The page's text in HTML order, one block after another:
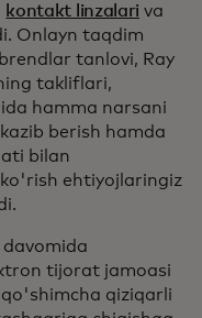
kontakt linzalari va
Onlayn taqdim
tanlovi, Ray
takliflari,
hamma narsani
berish hamda
bilan
ko'rish ehtiyojlaringiz
tijorat jamoasi
qiziqarli